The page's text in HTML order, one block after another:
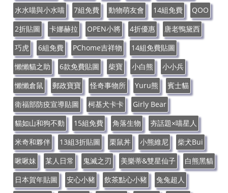
水水喵與小水喵
7組免費 動物萌友會 14組免費
QOO
2折貼圖
卡娜赫拉 OPEN小將 4折優惠
唐老鴨黛西
巧虎
6組免費 PChome吉祥物
14組免費貼圖
懶懶貓之助
6款免費貼圖 柴寶 小白熊
小小兵
懶懶倉鼠
郵政寶寶 怪奇事物所 Yuru熊
賓士貓
衛福部防疫宣導貼圖
柯基犬卡卡
Girly Bear
貓如山和狗不動
15組免費 角落生物
夯話題×喵星人
米奇和夥伴
13組3折貼圖 栗鼠丼 小熊維尼
柴犬Bui
啾啾妹
某人日常 鬼滅之刃 美樂蒂&雙星仙子
白熊黑貓
日本賀年貼圖
安心小豬 飲茶點心小豬
兔兔超人